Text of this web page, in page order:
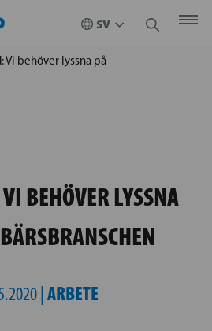
Vi behöver lyssna på
BEHÖVER LYSSNA
| ARBETE